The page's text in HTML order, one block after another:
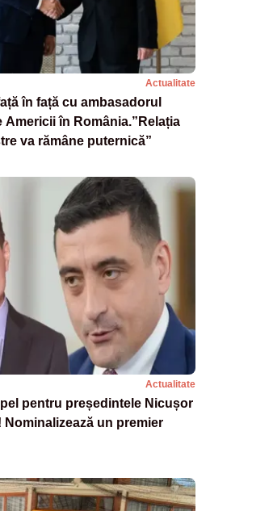
Actualitate
în față cu ambasadorul
Americii în România.”Relația
va rămâne puternică”
Actualitate
pentru președintele Nicușor
Nominalizează un premier